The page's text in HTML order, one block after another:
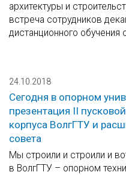
архитектуры и
встреча сотрудников
дистанционного обучения
24.10.2018
Сегодня в опорном
презентация II
корпуса ВолгГТУ и
совета
Мы строили и строили и
в ВолгГТУ – опорном